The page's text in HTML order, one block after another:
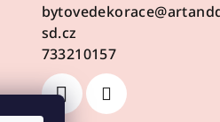
bytovedekorace@
sd.cz
733210157